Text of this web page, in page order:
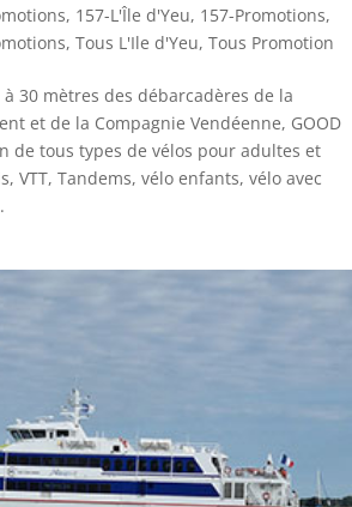
, 157-L'Île d'Yeu, 157-Promotions,
, Tous L'Ile d'Yeu, Tous Promotion
30 mètres des débarcadères de la
et de la Compagnie Vendéenne, GOOD
de tous types de vélos pour adultes et
VTT, Tandems, vélo enfants, vélo avec